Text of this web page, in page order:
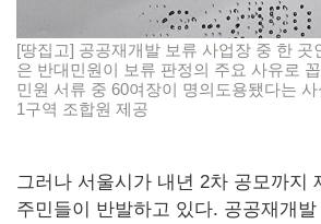
[땅집고] 공공재개발 보류 사업장 중 한 곳
은 반대민원이 보류 판정의 주요 사유로
민원 서류 중 60여장이 명의도용됐다는
1구역 조합원 제공
그러나 서울시가 내년 2차 공모까지
주민들이 반발하고 있다. 공공재개